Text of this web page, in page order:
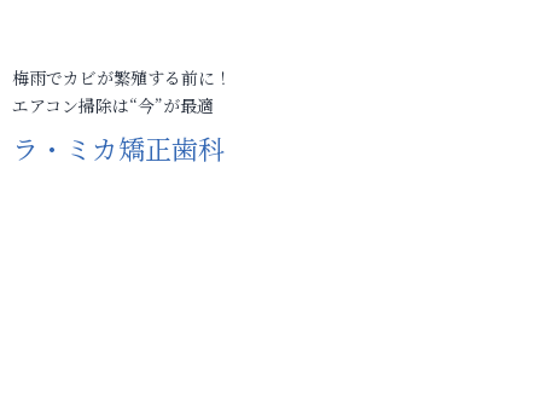
梅雨でカビが繁殖する前に！
エアコン掃除は“今”が最適
ラ・ミカ矯正歯科